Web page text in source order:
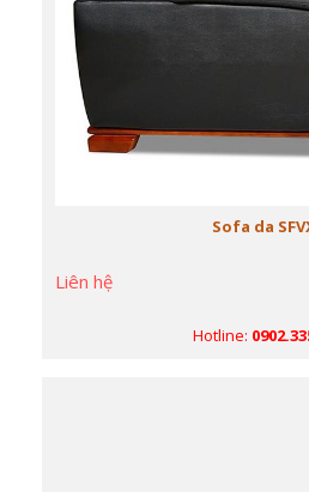
Sofa da
Liên hệ
Hotline: